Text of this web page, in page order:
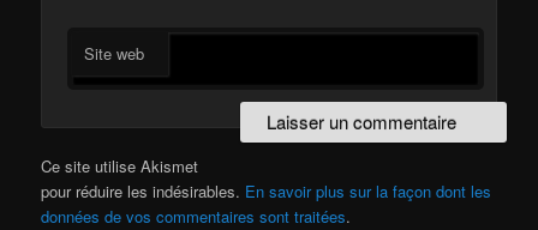
Site web
Ce site utilise Akismet
pour réduire les indésirables. En savoir plus sur la façon dont les
données de vos commentaires sont traitées.